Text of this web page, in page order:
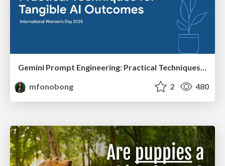
Gemini Prompt Engineering: Practical Techniques for Tangible AI Outcomes
mfonobong
2 480